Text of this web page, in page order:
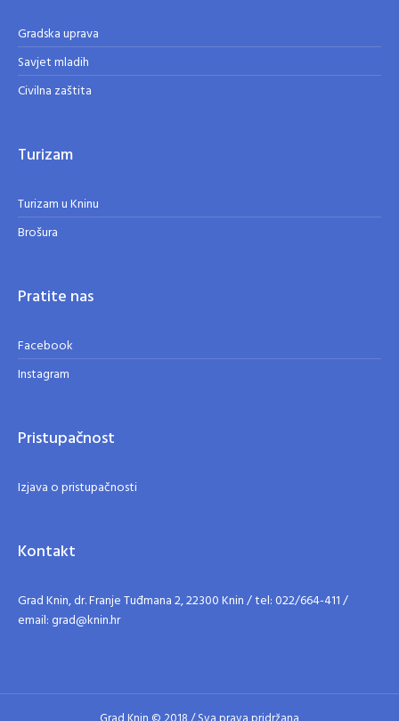
Gradska uprava
Savjet mladih
Civilna zaštita
Turizam
Turizam u Kninu
Brošura
Pratite nas
Facebook
Instagram
Pristupačnost
Izjava o pristupačnosti
Kontakt
Grad Knin, dr. Franje Tuđmana 2, 22300 Knin / tel: 022/664-411 /
email: grad@knin.hr